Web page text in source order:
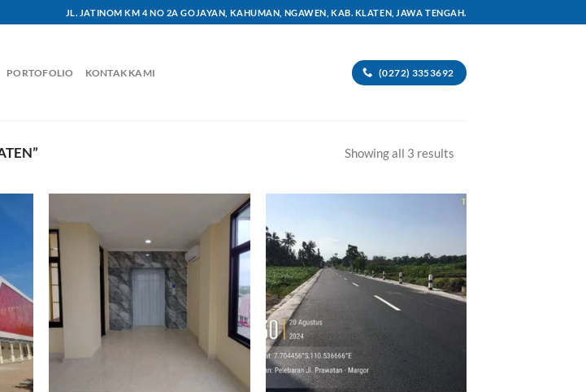
JL. JATINOM KM 4 NO 2A GOJAYAN, KAHUMAN, NGAWEN, KAB. KLATEN, JAWA TENGAH.
PORTOFOLIO KONTAK KAMI (0272) 3353692
Showing all 3 results